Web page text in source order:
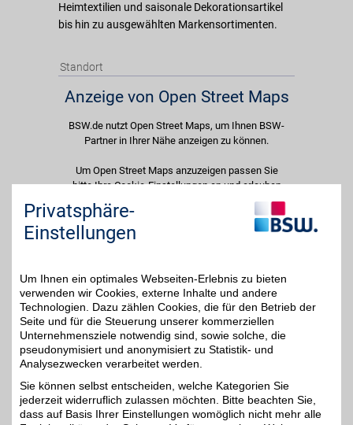
Heimtextilien und saisonale Dekorationsartikel
bis hin zu ausgewählten Markensortimenten.
Standort
Anzeige von Open Street Maps
BSW.de nutzt Open Street Maps, um Ihnen BSW-
Partner in Ihrer Nähe anzeigen zu können.
Um Open Street Maps anzuzeigen passen Sie
bitte Ihre Cookie-Einstellungen an und erlauben
Sie "Externe Inhalte". Diese Auswahl können Sie
jederzeit über die Cookie-Einstellungen im
unteren Seitenbereich ändern.
Adresse
Krefelder Str. 4-16
52146 Würselen
Filialen in der Nähe
Privatsphäre-
Einstellungen
Um Ihnen ein optimales Webseiten-Erlebnis zu bieten
verwenden wir Cookies, externe Inhalte und andere
Technologien. Dazu zählen Cookies, die für den Betrieb der
Seite und für die Steuerung unserer kommerziellen
Unternehmensziele notwendig sind, sowie solche, die
pseudonymisiert und anonymisiert zu Statistik- und
Analysezwecken verarbeitet werden.
Sie können selbst entscheiden, welche Kategorien Sie
jederzeit widerruflich zulassen möchten. Bitte beachten Sie,
dass auf Basis Ihrer Einstellungen womöglich nicht mehr alle